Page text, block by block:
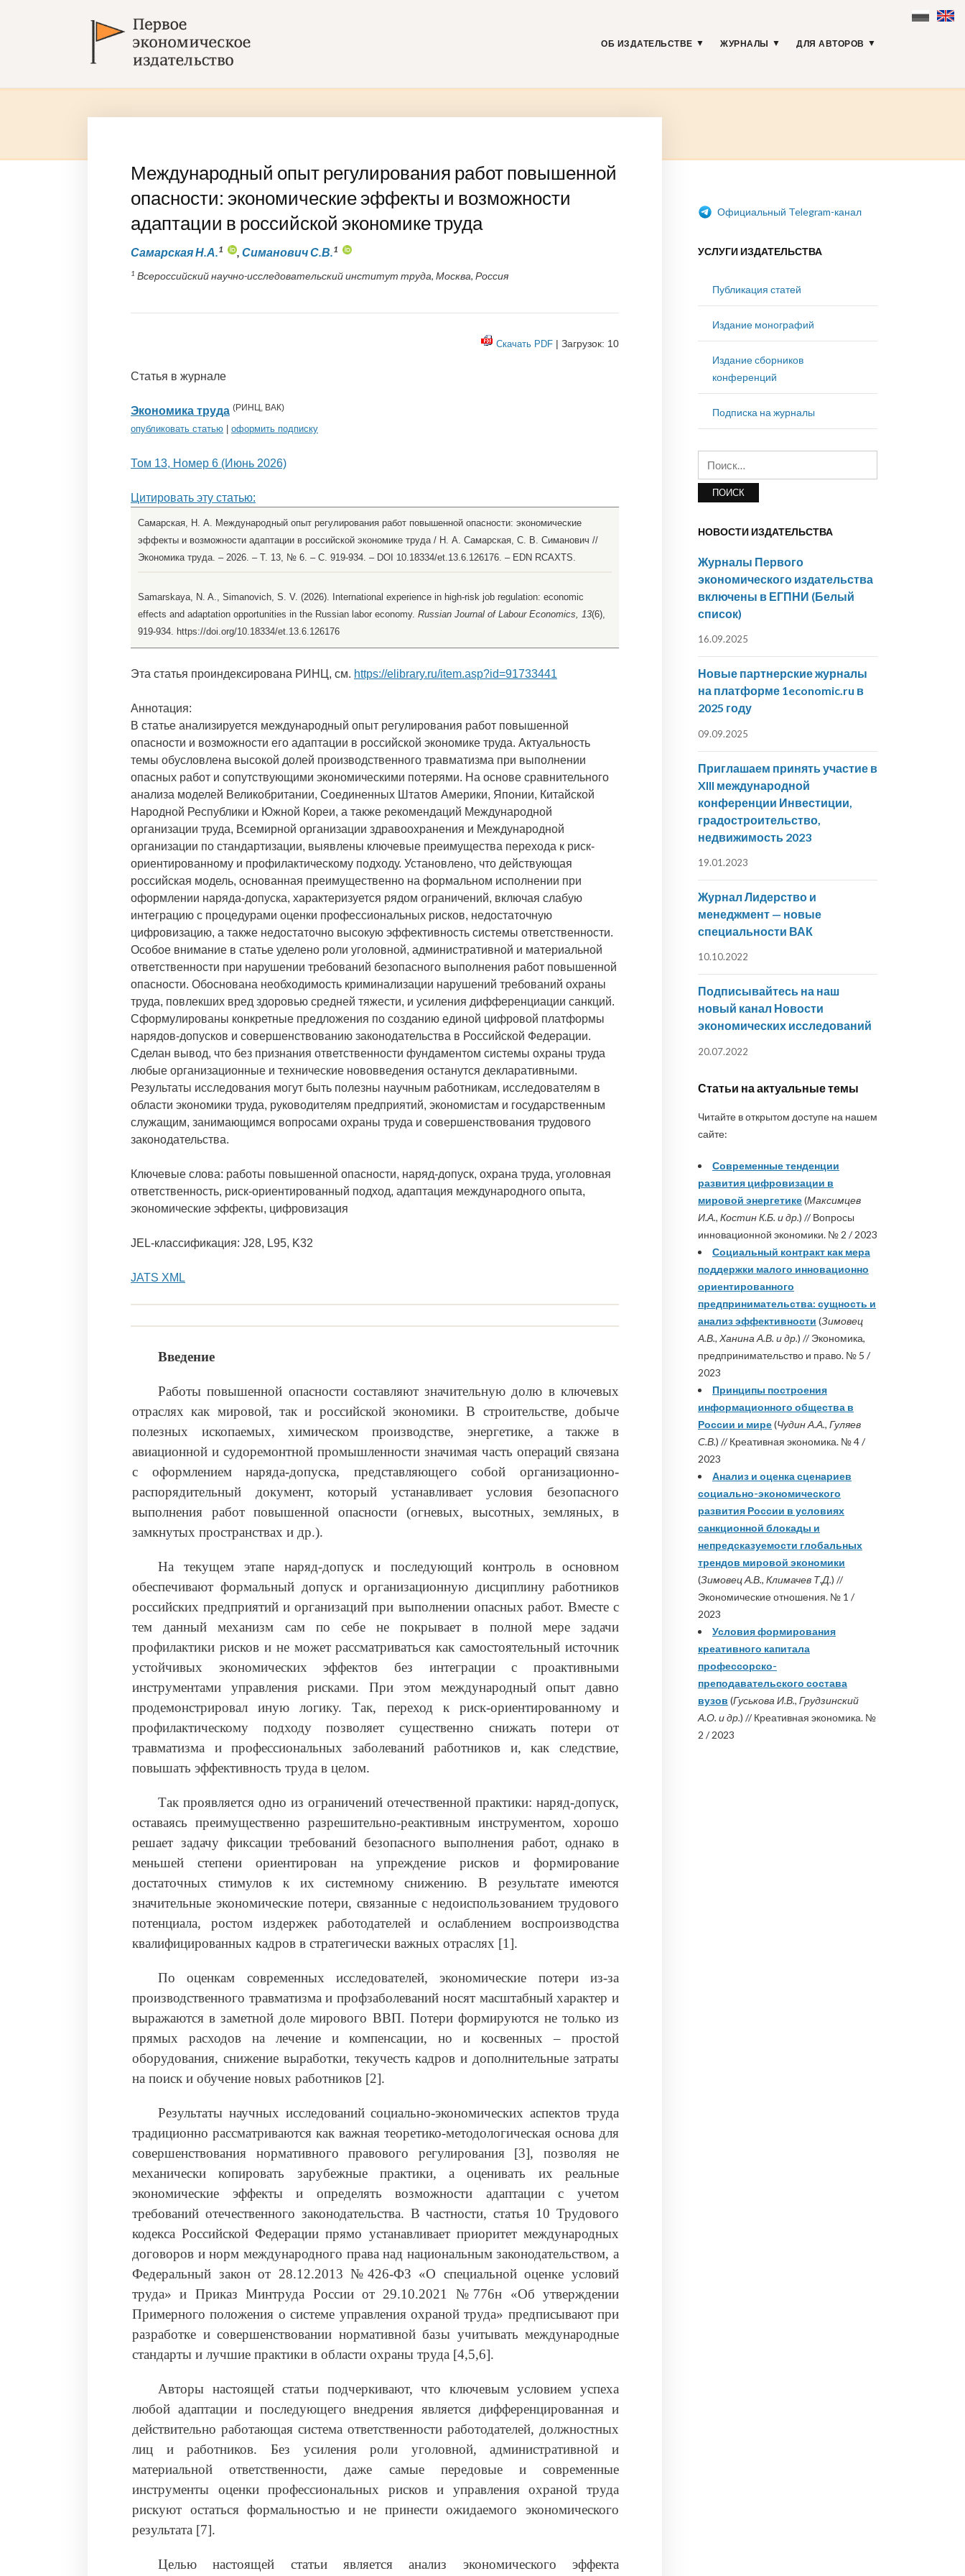
ОБ ИЗДАТЕЛЬСТВЕ ЖУРНАЛЫ ДЛЯ АВТОРОВ
Международный опыт регулирования работ повышенной
опасности: экономические эффекты и возможности
адаптации в российской экономике труда
Самарская Н.А.1 , Симанович С.В.1
1 Всероссийский научно-исследовательский институт труда, Москва, Россия
Скачать PDF | Загрузок: 10
Статья в журнале
Экономика труда (РИНЦ, ВАК)
опубликовать статью оформить подписку
Том 13, Номер 6 (Июнь 2026)
Цитировать эту статью:
Самарская, Н. А. Международный опыт регулирования работ повышенной опасности: экономические
эффекты и возможности адаптации в российской экономике труда / Н. А. Самарская, С. В. Симанович //
Экономика труда. – 2026. – Т. 13, № 6. – С. 919-934. – DOI 10.18334/et.13.6.126176. – EDN RCAXTS.
Samarskaya, N. A., Simanovich, S. V. (2026). International experience in high-risk job regulation: economic
effects and adaptation opportunities in the Russian labor economy. Russian Journal of Labour Economics, 13(6),
919-934. https://doi.org/10.18334/et.13.6.126176
Эта статья проиндексирована РИНЦ, см. https://elibrary.ru/item.asp?id=91733441
Аннотация:
В статье анализируется международный опыт регулирования работ повышенной
опасности и возможности его адаптации в российской экономике труда. Актуальность
темы обусловлена высокой долей производственного травматизма при выполнении
опасных работ и сопутствующими экономическими потерями. На основе сравнительного
анализа моделей Великобритании, Соединенных Штатов Америки, Японии, Китайской
Народной Республики и Южной Кореи, а также рекомендаций Международной
организации труда, Всемирной организации здравоохранения и Международной
организации по стандартизации, выявлены ключевые преимущества перехода к риск-
ориентированному и профилактическому подходу. Установлено, что действующая
российская модель, основанная преимущественно на формальном исполнении при
оформлении наряда-допуска, характеризуется рядом ограничений, включая слабую
интеграцию с процедурами оценки профессиональных рисков, недостаточную
цифровизацию, а также недостаточно высокую эффективность системы ответственности.
Особое внимание в статье уделено роли уголовной, административной и материальной
ответственности при нарушении требований безопасного выполнения работ повышенной
опасности. Обоснована необходимость криминализации нарушений требований охраны
труда, повлекших вред здоровью средней тяжести, и усиления дифференциации санкций.
Сформулированы конкретные предложения по созданию единой цифровой платформы
нарядов-допусков и совершенствованию законодательства в Российской Федерации.
Сделан вывод, что без признания ответственности фундаментом системы охраны труда
любые организационные и технические нововведения останутся декларативными.
Результаты исследования могут быть полезны научным работникам, исследователям в
области экономики труда, руководителям предприятий, экономистам и государственным
служащим, занимающимся вопросами охраны труда и совершенствования трудового
законодательства.
Ключевые слова: работы повышенной опасности, наряд-допуск, охрана труда, уголовная
ответственность, риск-ориентированный подход, адаптация международного опыта,
экономические эффекты, цифровизация
JEL-классификация: J28, L95, K32
JATS XML
Введение
Работы повышенной опасности составляют значительную долю в ключевых
отраслях как мировой, так и российской экономики. В строительстве, добыче
полезных ископаемых, химическом производстве, энергетике, а также в
авиационной и судоремонтной промышленности значимая часть операций связана
с оформлением наряда-допуска, представляющего собой организационно-
распорядительный документ, который устанавливает условия безопасного
выполнения работ повышенной опасности (огневых, высотных, земляных, в
замкнутых пространствах и др.).
На текущем этапе наряд-допуск и последующий контроль в основном
обеспечивают формальный допуск и организационную дисциплину работников
российских предприятий и организаций при выполнении опасных работ. Вместе с
тем данный механизм сам по себе не покрывает в полной мере задачи
профилактики рисков и не может рассматриваться как самостоятельный источник
устойчивых экономических эффектов без интеграции с проактивными
инструментами управления рисками. При этом международный опыт давно
продемонстрировал иную логику. Так, переход к риск-ориентированному и
профилактическому подходу позволяет существенно снижать потери от
травматизма и профессиональных заболеваний работников и, как следствие,
повышать эффективность труда в целом.
Так проявляется одно из ограничений отечественной практики: наряд-допуск,
оставаясь преимущественно разрешительно-реактивным инструментом, хорошо
решает задачу фиксации требований безопасного выполнения работ, однако в
меньшей степени ориентирован на упреждение рисков и формирование
достаточных стимулов к их системному снижению. В результате имеются
значительные экономические потери, связанные с недоиспользованием трудового
потенциала, ростом издержек работодателей и ослаблением воспроизводства
квалифицированных кадров в стратегически важных отраслях [1].
По оценкам современных исследователей, экономические потери из-за
производственного травматизма и профзаболеваний носят масштабный характер и
выражаются в заметной доле мирового ВВП. Потери формируются не только из
прямых расходов на лечение и компенсации, но и косвенных – простой
оборудования, снижение выработки, текучесть кадров и дополнительные затраты
на поиск и обучение новых работников [2].
Результаты научных исследований социально-экономических аспектов труда
традиционно рассматриваются как важная теоретико-методологическая основа для
совершенствования нормативного правового регулирования [3], позволяя не
механически копировать зарубежные практики, а оценивать их реальные
экономические эффекты и определять возможности адаптации с учетом
требований отечественного законодательства. В частности, статья 10 Трудового
кодекса Российской Федерации прямо устанавливает приоритет международных
договоров и норм международного права над национальным законодательством, а
Федеральный закон от 28.12.2013 №426-ФЗ «О специальной оценке условий
труда» и Приказ Минтруда России от 29.10.2021 №776н «Об утверждении
Примерного положения о системе управления охраной труда» предписывают при
разработке и совершенствовании нормативной базы учитывать международные
стандарты и лучшие практики в области охраны труда [4,5,6].
Авторы настоящей статьи подчеркивают, что ключевым условием успеха
любой адаптации и последующего внедрения является дифференцированная и
действительно работающая система ответственности работодателей, должностных
лиц и работников. Без усиления роли уголовной, административной и
материальной ответственности, даже самые передовые и современные
инструменты оценки профессиональных рисков и управления охраной труда
рискуют остаться формальностью и не принести ожидаемого экономического
результата [7].
Целью настоящей статьи является анализ экономического эффекта
Официальный Telegram-канал
УСЛУГИ ИЗДАТЕЛЬСТВА
Публикация статей
Издание монографий
Издание сборников
конференций
Подписка на журналы
НОВОСТИ ИЗДАТЕЛЬСТВА
Журналы Первого
экономического издательства
включены в ЕГПНИ (Белый
список)
16.09.2025
Новые партнерские журналы
на платформе 1economic.ru в
2025 году
09.09.2025
Приглашаем принять участие в
XIII международной
конференции Инвестиции,
градостроительство,
недвижимость 2023
19.01.2023
Журнал Лидерство и
менеджмент — новые
специальности ВАК
10.10.2022
Подписывайтесь на наш
новый канал Новости
экономических исследований
20.07.2022
Статьи на актуальные темы
Читайте в открытом доступе на нашем
сайте:
Современные тенденции
развития цифровизации в
мировой энергетике(Максимцев
И.А., Костин К.Б. и др.) // Вопросы
инновационной экономики. № 2 / 2023
Социальный контракт как мера
поддержки малого инновационно
ориентированного
предпринимательства: сущность и
анализ эффективности (Зимовец
А.В., Ханина А.В. и др.) // Экономика,
предпринимательство и право. № 5 /
2023
Принципы построения
информационного общества в
России и мире(Чудин А.А., Гуляев
С.В.) // Креативная экономика. № 4 /
2023
Анализ и оценка сценариев
социально-экономического
развития России в условиях
санкционной блокады и
непредсказуемости глобальных
трендов мировой экономики
(Зимовец А.В., Климачев Т.Д.) //
Экономические отношения. № 1 /
2023
Условия формирования
креативного капитала
профессорско-
преподавательского состава
вузов (Гуськова И.В., Грудзинский
А.О. и др.) // Креативная экономика. №
2 / 2023